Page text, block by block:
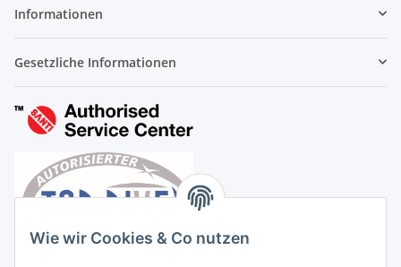
Informationen
Gesetzliche Informationen
Wie wir Cookies & Co nutzen